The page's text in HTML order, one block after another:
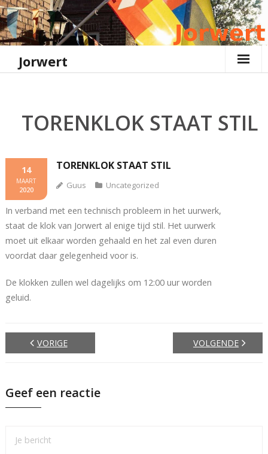
Ga
naar
de
Jorwert
TORENKLOK STAAT STIL
TORENKLOK STAAT STIL
14
MAART
2020 Guus Uncategorized
In verband met een technisch probleem in het uurwerk,
staat de klok van Jorwert al enige tijd stil. Het uurwerk
moet uit elkaar worden gehaald en het zal even duren
voordat daar gelegenheid voor is.
De klokken zullen wel dagelijks om 12:00 uur worden
geluid.
VORIGE VOLGENDE
Geef een reactie